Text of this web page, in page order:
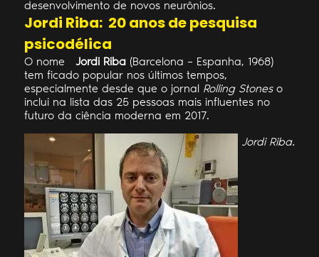
desenvolvimento de novos neurônios.
Jordi Riba: 20 anos de pesquisa
psicodélica
O nome Jordi Riba(Barcelona – Espanha, 1968)
tem ficado popular nos últimos tempos,
especialmente desde que o jornal Rolling Stoneso
inclui na lista das 25 pessoas mais influentes no
futuro da ciência moderna em 2017.
Jordi Riba.